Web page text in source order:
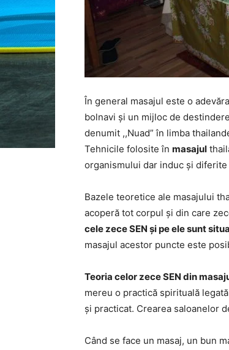
În general masajul este o
bolnavi și un mijloc de
denumit ,,Nuad” în limba
Tehnicile folosite în masajul
organismului dar induc și
Bazele teoretice ale masajului
acoperă tot corpul și din care
cele zece SEN și pe ele sunt
masajul acestor puncte este
Teoria celor zece SEN din
mereu o practică spirituală
și practicat. Crearea saloanelor
Când se face un masaj, un bun